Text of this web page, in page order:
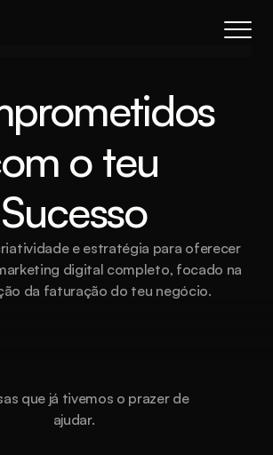
Book a call
o teu
Sucesso
e estratégia para oferecer
digital completo, focado na
da faturação do teu negócio.
que já tivemos o prazer de
ajudar.